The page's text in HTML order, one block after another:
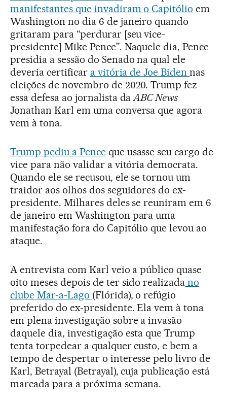
manifestantes que invadiram o Capitólio em
Washington no dia 6 de janeiro quando
gritaram para “perdurar [seu vice-
presidente] Mike Pence”. Naquele dia, Pence
presidia a sessão do Senado na qual ele
deveria certificar a vitória de Joe Bidennas
eleições de novembro de 2020. Trump fez
essa defesa ao jornalista daABC News
Jonathan Karl em uma conversa que agora
vem à tona.
Trump pediu a Penceque usasse seu cargo de
vice para não validar a vitória democrata.
Quando ele se recusou, ele se tornou um
traidor aos olhos dos seguidores do ex-
presidente. Milhares deles se reuniram em 6
de janeiro em Washington para uma
manifestação fora do Capitólio que levou ao
ataque.
A entrevista com Karl veio a público quase
oito meses depois de ter sido realizada no
clube Mar-a-Lago (Flórida), o refúgio
preferido do ex-presidente. Ela vem à tona
em plena investigação sobre a invasão
daquele dia, investigação esta que Trump
tenta torpedear a qualquer custo, e bem a
tempo de despertar o interesse pelo livro de
Karl, Betrayal (Betrayal), cuja publicação está
marcada para a próxima semana.